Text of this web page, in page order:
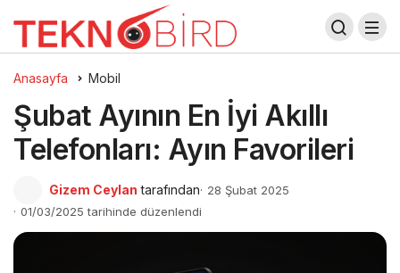
Anasayfa Mobil
Şubat Ayının En İyi Akıllı
Telefonları: Ayın Favorileri
Gizem Ceylan tarafından
28 Şubat 2025
01/03/2025 tarihinde düzenlendi